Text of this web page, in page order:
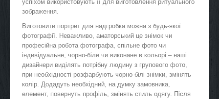
успіхом використовують її для виготовлення ритуального
зображення.
Виготовити портрет для надгробка можна з будь-якої
фотографії. Неважливо, аматорський це знімок чи
професійна робота фотографа, спільне фото чи
індивідуальне, чорно-біле чи виконане в кольорі – наші
дизайнери виділять потрібну людину з групового фото,
при необхідності розфарбують чорно-білі знімки, змінять
колір. Додадуть необхідний, на думку замовника,
елемент, повернуть профіль, змінять стиль одягу. Після